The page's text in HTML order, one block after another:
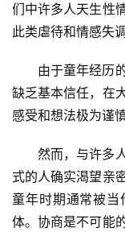
们中许多人天生性
此类虐待和情感失
由于童年经历
缺乏基本信任，在
感受和想法极为谨
然而，与许多
式的人确实渴望亲
童年时期通常被当
体。协商是不可能